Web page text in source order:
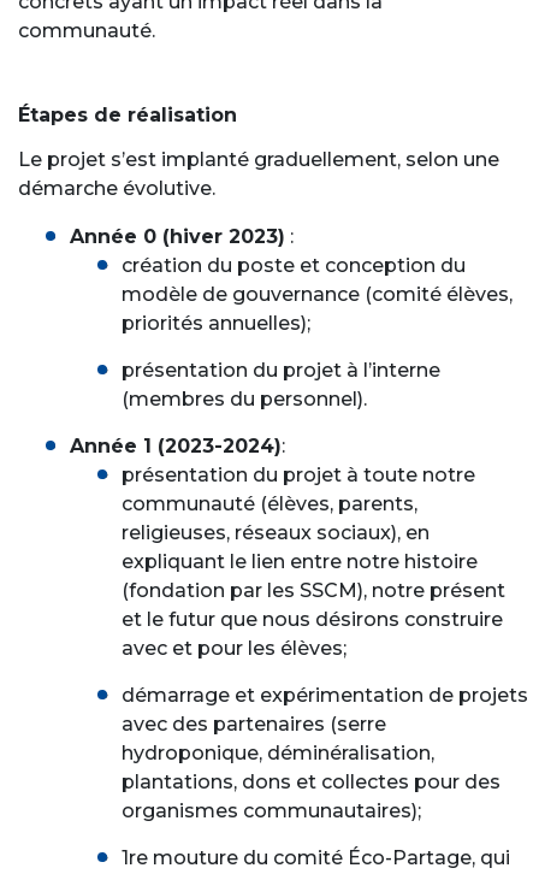
communauté.
Étapes de réalisation
Le projet s’est implanté graduellement, selon une
démarche évolutive.
Année 0 (hiver 2023) :
création du poste et conception du
modèle de gouvernance (comité élèves,
priorités annuelles);
présentation du projet à l’interne
(membres du personnel).
Année 1 (2023-2024):
présentation du projet à toute notre
communauté (élèves, parents,
religieuses, réseaux sociaux), en
expliquant le lien entre notre histoire
(fondation par les SSCM), notre présent
et le futur que nous désirons construire
avec et pour les élèves;
démarrage et expérimentation de projets
avec des partenaires (serre
hydroponique, déminéralisation,
plantations, dons et collectes pour des
organismes communautaires);
1re mouture du comité Éco-Partage, qui